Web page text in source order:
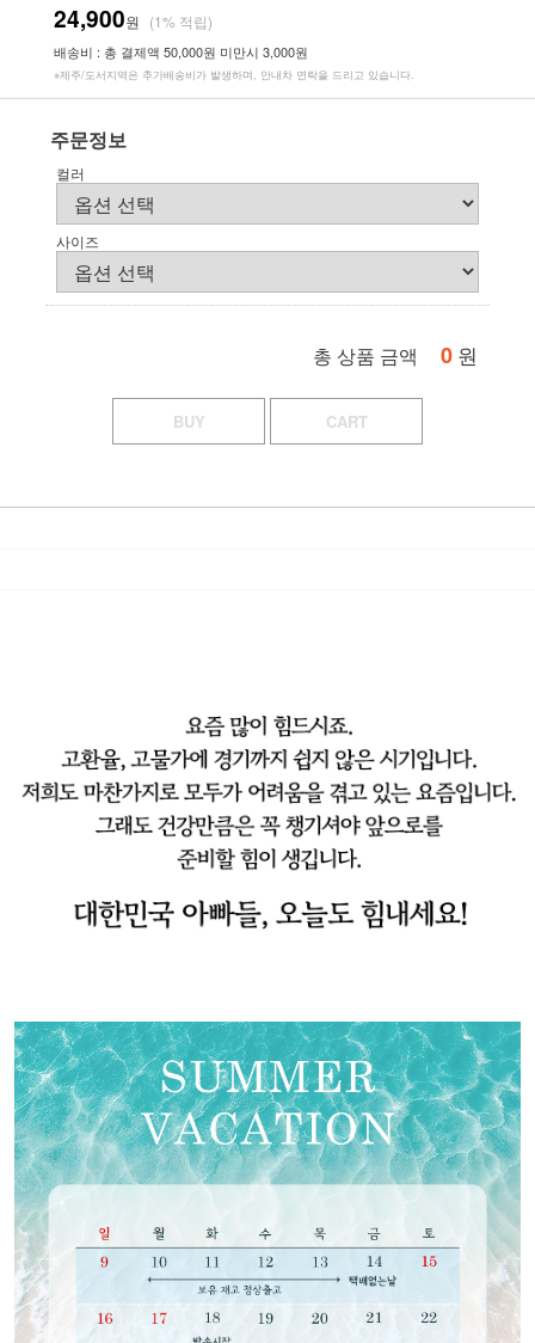
24,900원 (1% 적립)
배송비 : 총 결제액 50,000원 미만시 3,000원
※제주/도서지역은 추가배송비가 발생하며, 안내차 연락을 드리고 있습니다.
주문정보
컬러
사이즈
총 상품 금액 0 원
BUY CART